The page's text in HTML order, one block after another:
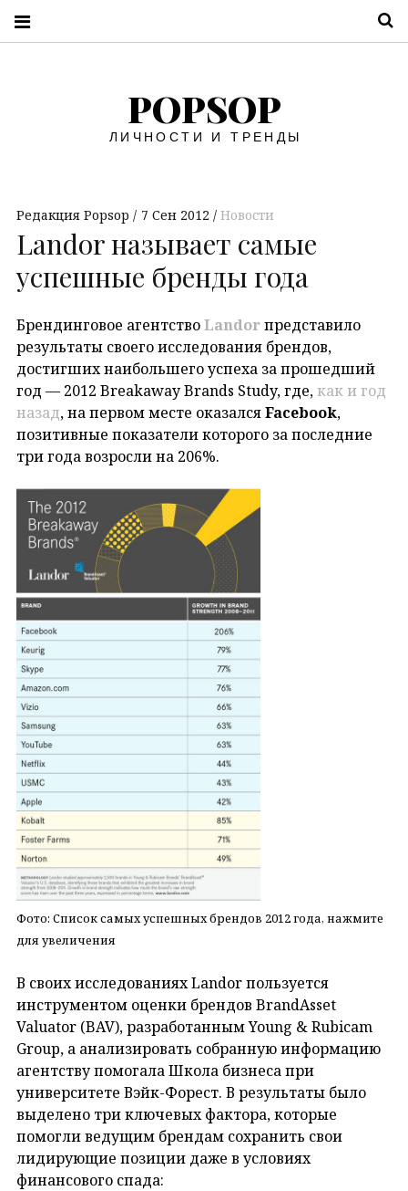
POPSOP
ЛИЧНОСТИ И ТРЕНДЫ
Редакция Popsop 7 Сен 2012 Новости
Landor называет самые
успешные бренды года
Брендинговое агентствоLandorпредставило
результаты своего исследования брендов,
достигших наибольшего успеха за прошедший
год — 2012 Breakaway Brands Study, где, как и год
назад, на первом месте оказалсяFacebook,
позитивные показатели которого за последние
три года возросли на 206%.
Фото: Список самых успешных брендов 2012 года, нажмите
для увеличения
В своих исследованиях Landor пользуется
инструментом оценки брендов BrandAsset
Valuator (BAV), разработанным Young & Rubicam
Group, а анализировать собранную информацию
агентству помогала Школа бизнеса при
университете Вэйк-Форест. В результаты было
выделено три ключевых фактора, которые
помогли ведущим брендам сохранить свои
лидирующие позиции даже в условиях
финансового спада: